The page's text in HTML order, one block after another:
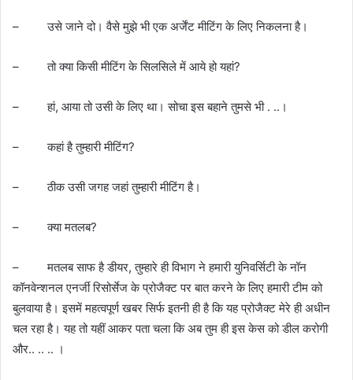
– उसे जाने दो। वैसे मुझे भी एक अर्जेंट मीटिंग के लिए निकलना है।
– तो क्या किसी मीटिंग के सिलसिले में आये हो यहां?
– हां, आया तो उसी के लिए था। सोचा इस बहाने तुमसे भी . ..।
– कहां है तुम्हारी मीटिंग?
– ठीक उसी जगह जहां तुम्हारी मीटिंग है।
– क्या मतलब?
– मतलब साफ है डीयर, तुम्हारे ही विभाग ने हमारी युनिवर्सिटी के नॉन
कॉनवेन्शनल एनर्जी रिसोर्सेज के प्रोजैक्ट पर बात करने के लिए हमारी टीम को
बुलवाया है। इसमें महत्वपूर्ण खबर सिर्फ इतनी ही है कि यह प्रोजैक्ट मेरे ही अधीन
चल रहा है। यह तो यहीं आकर पता चला कि अब तुम ही इस केस को डील करोगी
और.. .. .. ।